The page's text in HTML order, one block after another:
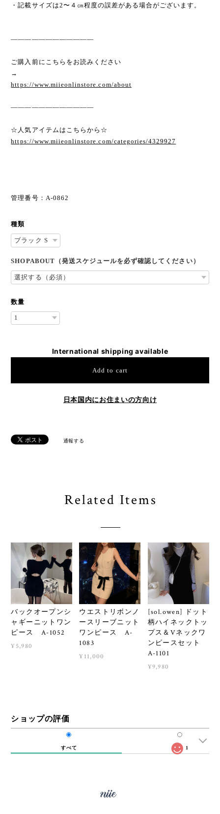
・記載サイズは2〜４㎝程度の誤差がある場合がございます。
————————————
ご購入前にこちらをお読みください
→
https://www.miieonlinstore.com/about
————————————
☆人気アイテムはこちらから☆
https://www.miieonlinstore.com/categories/4329927
管理番号：A-0862
種類
SHOPABOUT（発送スケジュールを必ず確認してください）
数量
International shipping available
Add to cart
日本国内にお住まいの方向け
通報する
Related Items
バックオープンシ
ャギーニットワン
ピース A-1052
¥5,980
ウエストリボンノ
ースリーブニット
ワンピース A-
1083
¥11,000
[sol.owen] ドット
柄ハイネックトッ
プス＆Vネックワ
ンピースセット
A-1101
¥9,980
ショップの評価
すべて 1